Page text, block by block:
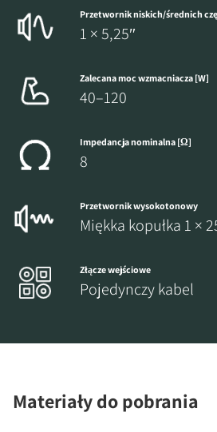
Przetwornik niskich/średnich
1 × 5,25″
Zalecana moc wzmacniacza [W]
40–120
Impedancja nominalna [Ω]
8
Przetwornik wysokotonowy
Miękka kopułka 1 ×
Złącze wejściowe
Pojedynczy kabel
Materiały do pobrania